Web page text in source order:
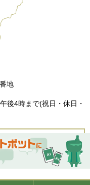
地
後4時まで(祝日・休日・
開庁